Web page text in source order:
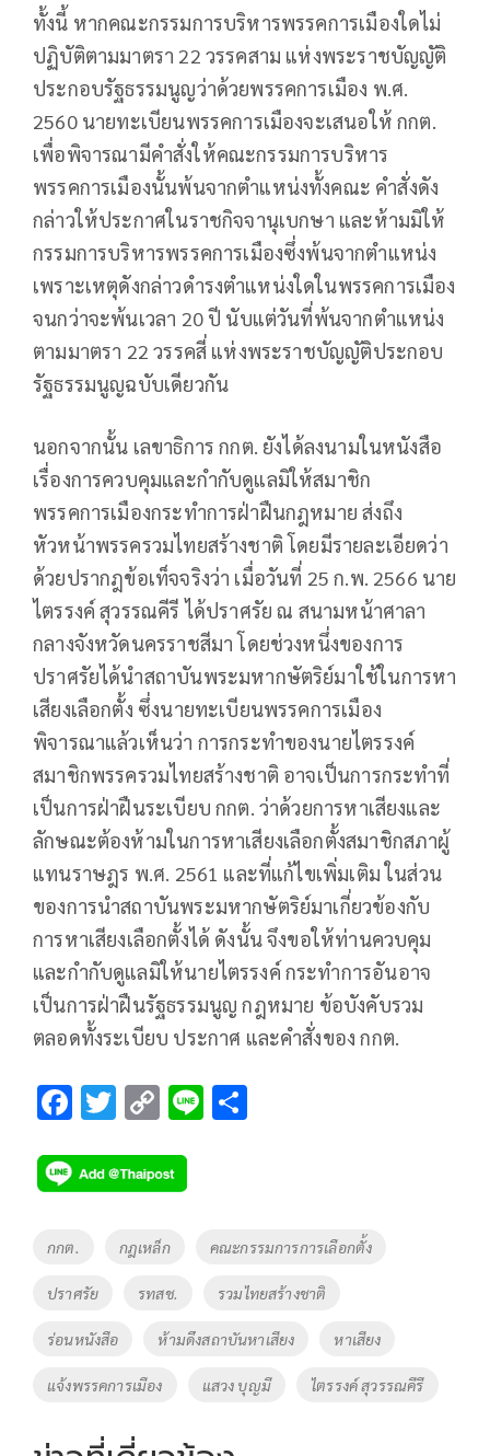
ทั้งนี้ หากคณะกรรมการบริหารพรรคการเมืองใดไม่
ปฏิบัติตามมาตรา 22 วรรคสาม แห่งพระราชบัญญัติ
ประกอบรัฐธรรมนูญว่าด้วยพรรคการเมือง พ.ศ.
2560 นายทะเบียนพรรคการเมืองจะเสนอให้ กกต.
เพื่อพิจารณามีคำสั่งให้คณะกรรมการบริหาร
พรรคการเมืองนั้นพ้นจากตำแหน่งทั้งคณะ คำสั่งดัง
กล่าวให้ประกาศในราชกิจจานุเบกษา และห้ามมิให้
กรรมการบริหารพรรคการเมืองซึ่งพ้นจากตำแหน่ง
เพราะเหตุดังกล่าวดำรงตำแหน่งใดในพรรคการเมือง
จนกว่าจะพ้นเวลา 20 ปี นับแต่วันที่พ้นจากตำแหน่ง
ตามมาตรา 22 วรรคสี่ แห่งพระราชบัญญัติประกอบ
รัฐธรรมนูญฉบับเดียวกัน
นอกจากนั้น เลขาธิการ กกต. ยังได้ลงนามในหนังสือ
เรื่องการควบคุมและกำกับดูแลมิให้สมาชิก
พรรคการเมืองกระทำการฝ่าฝืนกฎหมาย ส่งถึง
หัวหน้าพรรครวมไทยสร้างชาติ โดยมีรายละเอียดว่า
ด้วยปรากฎข้อเท็จจริงว่า เมื่อวันที่ 25 ก.พ. 2566 นาย
ไตรรงค์ สุวรรณคีรี ได้ปราศรัย ณ สนามหน้าศาลา
กลางจังหวัดนครราชสีมา โดยช่วงหนึ่งของการ
ปราศรัยได้นำสถาบันพระมหากษัตริย์มาใช้ในการหา
เสียงเลือกตั้ง ซึ่งนายทะเบียนพรรคการเมือง
พิจารณาแล้วเห็นว่า การกระทำของนายไตรรงค์
สมาชิกพรรครวมไทยสร้างชาติ อาจเป็นการกระทำที่
เป็นการฝ่าฝืนระเบียบ กกต. ว่าด้วยการหาเสียงและ
ลักษณะต้องห้ามในการหาเสียงเลือกตั้งสมาชิกสภาผู้
แทนราษฎร พ.ศ. 2561 และที่แก้ไขเพิ่มเติม ในส่วน
ของการนำสถาบันพระมหากษัตริย์มาเกี่ยวข้องกับ
การหาเสียงเลือกตั้งได้​ ดังนั้น จึงขอให้ท่านควบคุม
และกำกับดูแลมิให้นายไตรรงค์ กระทำการอันอาจ
เป็นการฝ่าฝืนรัฐธรรมนูญ กฎหมาย ข้อบังคับรวม
ตลอดทั้งระเบียบ ประกาศ และคำสั่งของ กกต.
F
e
b
o
o
k
T
tt
er
C
p
y
Li
k
Li
Tags
กกต. กฎเหล็ก คณะกรรมการการเลือกตั้ง
ปราศรัย รทสช. รวมไทยสร้างชาติ
ร่อนหนังสือ ห้ามดึงสถาบันหาเสียง หาเสียง
แจ้งพรรคการเมือง แสวง บุญมี ไตรรงค์ สุวรรณคีรี